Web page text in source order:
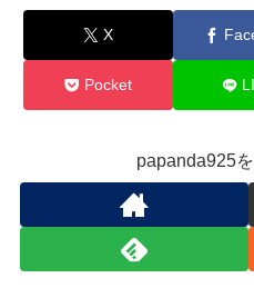
X
Pocket
papanda925